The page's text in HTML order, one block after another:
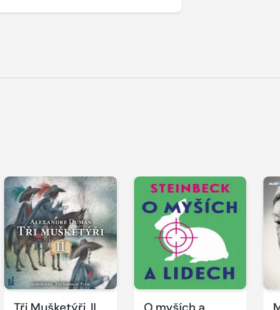
Tři Mušketýři, II.
Přehrát
ukázku
O myších a
Přehrát
ukázku